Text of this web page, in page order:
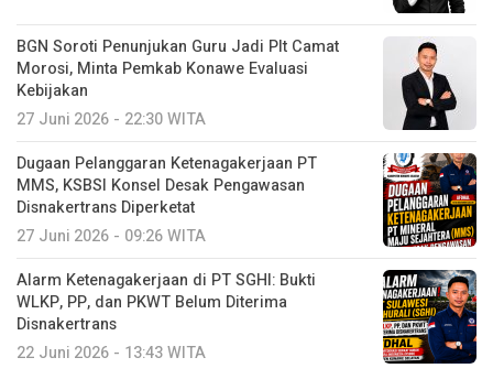
BGN Soroti Penunjukan Guru Jadi Plt Camat
Morosi, Minta Pemkab Konawe Evaluasi
Kebijakan
27 Juni 2026 - 22:30 WITA
Dugaan Pelanggaran Ketenagakerjaan PT
MMS, KSBSI Konsel Desak Pengawasan
Disnakertrans Diperketat
27 Juni 2026 - 09:26 WITA
Alarm Ketenagakerjaan di PT SGHI: Bukti
WLKP, PP, dan PKWT Belum Diterima
Disnakertrans
22 Juni 2026 - 13:43 WITA